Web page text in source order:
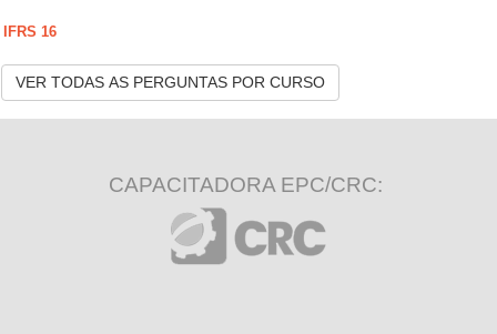
IFRS 16
VER TODAS AS PERGUNTAS POR CURSO
CAPACITADORA EPC/CRC: